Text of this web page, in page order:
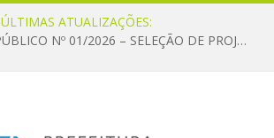
ÚLTIMAS ATUALIZAÇÕES:
CHAMAMENTO PÚBLICO Nº 01/2026 – SELEÇÃO DE PROJETOS PARA FIRMAR TERMO DE EXECUÇÃO CULTURAL COM RECURSOS DA POLÍTICA NACIONAL ALDIR BLANC DE FOMENTO À CULTURA – PNAB (LEI Nº 14.399/2022)